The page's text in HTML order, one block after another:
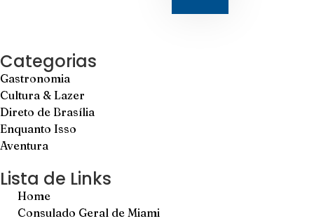
Categorias
Gastronomia
Cultura & Lazer
Direto de Brasília
Enquanto Isso
Aventura
Lista de Links
Home
Consulado Geral de Miami